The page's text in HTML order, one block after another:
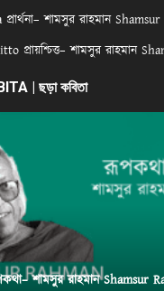
শামসুর রাহমান
প্রায়শ্চিত্ত– শামসুর রাহমান
| ছড়া কবিতা
শামসুর রাহমান Shamsur